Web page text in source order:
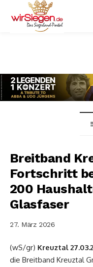
Breitband
Fortschritt
200
Glasfaser
27. März 2026
(wS/gr) Kreuztal
die Breitband Kreuztal